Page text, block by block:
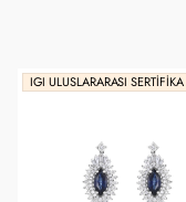
IGI ULUSLARARASI SERTIFIKA